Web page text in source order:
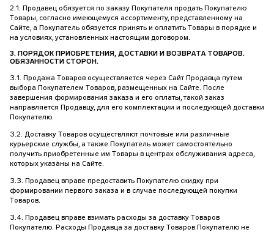
2.1. Продавец обязуется по заказу Покупателя продать Покупателю
Товары, согласно имеющемуся ассортименту, представленному на
Сайте, а Покупатель обязуется принять и оплатить Товары в порядке и
на условиях, установленных настоящим договором.
3. ПОРЯДОК ПРИОБРЕТЕНИЯ, ДОСТАВКИ И ВОЗВРАТА ТОВАРОВ.
ОБЯЗАННОСТИ СТОРОН.
3.1. Продажа Товаров осуществляется через Сайт Продавца путем
выбора Покупателем Товаров, размещенных на Сайте. После
завершения формирования заказа и его оплаты, такой заказ
направляется Продавцу, для его комплектации и последующей доставки
Покупателю.
3.2. Доставку Товаров осуществляют почтовые или различные
курьерские службы, а также Покупатель может самостоятельно
получить приобретенные им Товары в центрах обслуживания адреса,
которых указаны на Сайте.
3.3. Продавец вправе предоставить Покупателю скидку при
формировании первого заказа и в случае последующей покупки
Товаров.
3.4. Продавец вправе взимать расходы за доставку Товаров
Покупателю. Расходы Продавца за доставку Товаров Покупателю не